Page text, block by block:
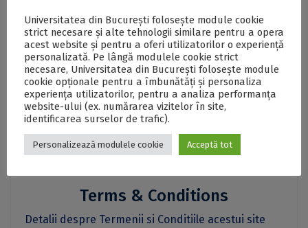
Privacy Settings
Configureaza setarile pentru confidentialitate
Detalii
Terms & Conditions
Detalii despre Termenii si Conditiile acestui site
Universitatea din București folosește module cookie
strict necesare și alte tehnologii similare pentru a opera
acest website și pentru a oferi utilizatorilor o experiență
personalizată. Pe lângă modulele cookie strict
necesare, Universitatea din București folosește module
cookie opționale pentru a îmbunătăți și personaliza
experiența utilizatorilor, pentru a analiza performanța
website-ului (ex. numărarea vizitelor în site,
identificarea surselor de trafic).
Personalizează modulele cookie Acceptă tot